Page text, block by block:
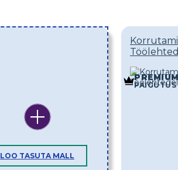
LOO TASUTA MALL
PREMIUM
PAIGUTUS